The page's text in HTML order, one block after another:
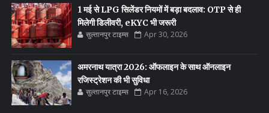
1 मई से LPG सिलेंडर नियमों में बड़ा बदलाव: OTP से ही
मिलेगी डिलीवरी, eKYC भी जरूरी
सुल्तानपुर टाइम्स Apr 30, 2026
अमरनाथ यात्रा 2026: ऑफलाइन के साथ ऑनलाइन
रजिस्ट्रेशन की भी सुविधा
सुल्तानपुर टाइम्स Apr 16, 2026